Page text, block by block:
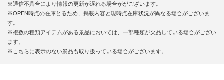
※通信不具合により情報の更新が遅れる場合ががございます。
※OPEN時点の在庫とるため、掲載内容と現時点在庫状況が異なる場合がございま
す。
※複数の種類アイテムがある景品においては、一部種類が欠品している場合がござい
ます。
※こちらに表示のない景品も取り扱っている場合がございます。